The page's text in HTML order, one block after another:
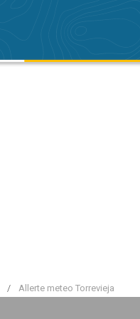
/ Allerte meteo Torrevieja